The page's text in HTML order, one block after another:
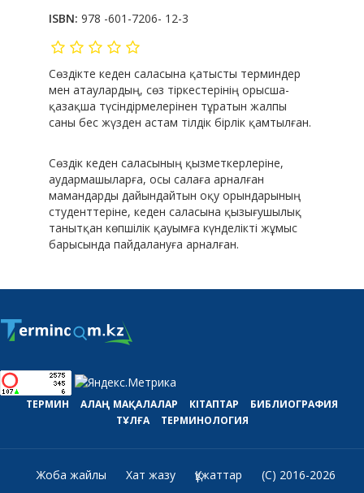
ISBN: 978 -601-7206- 12-3
Сөздікте кеден саласына қатысты терминдер
мен атаулардың, сөз тіркестерінің орысша-
қазақша түсіндірмелерінен тұратын жалпы
саны бес жүзден астам тілдік бірлік қамтылған.
Сөздік кеден саласының қызметкерлеріне,
аудармашыларға, осы салаға арналған
мамандарды дайындайтын оқу орындарының
студенттеріне, кеден саласына қызығушылық
танытқан көпшілік қауымға күнделікті жұмыс
барысында пайдалануға арналған.
ТЕРМИН АЛАҢ МАҚАЛАЛАР КІТАПТАР
БИБЛИОГРАФИЯ
ТҰЛҒА
ТЕРМИНОЛОГИЯ
Жоба жайлы Хат жазу Құжаттар (C) 2016-2026